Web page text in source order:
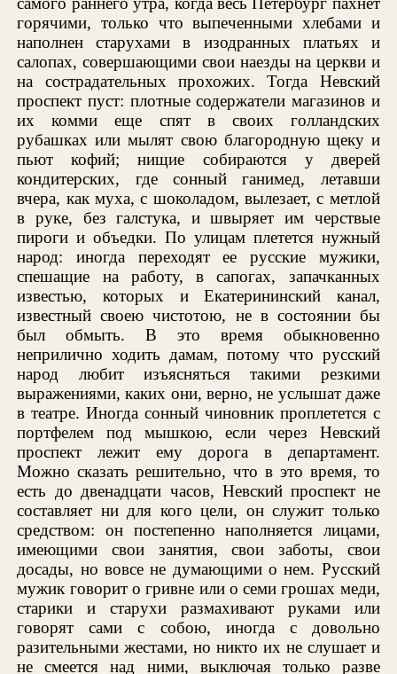
горячими, только что выпеченными хлебами и
наполнен старухами в изодранных платьях и
салопах, совершающими свои наезды на церкви и
на сострадательных прохожих. Тогда Невский
проспект пуст: плотные содержатели магазинов и
их комми еще спят в своих голландских
рубашках или мылят свою благородную щеку и
пьют кофий; нищие собираются у дверей
кондитерских, где сонный ганимед, летавши
вчера, как муха, с шоколадом, вылезает, с метлой
в руке, без галстука, и швыряет им черствые
пироги и объедки. По улицам плетется нужный
народ: иногда переходят ее русские мужики,
спешащие на работу, в сапогах, запачканных
известью, которых и Екатерининский канал,
известный своею чистотою, не в состоянии бы
был обмыть. В это время обыкновенно
неприлично ходить дамам, потому что русский
народ любит изъясняться такими резкими
выражениями, каких они, верно, не услышат даже
в театре. Иногда сонный чиновник проплетется с
портфелем под мышкою, если через Невский
проспект лежит ему дорога в департамент.
Можно сказать решительно, что в это время, то
есть до двенадцати часов, Невский проспект не
составляет ни для кого цели, он служит только
средством: он постепенно наполняется лицами,
имеющими свои занятия, свои заботы, свои
досады, но вовсе не думающими о нем. Русский
мужик говорит о гривне или о семи грошах меди,
старики и старухи размахивают руками или
говорят сами с собою, иногда с довольно
разительными жестами, но никто их не слушает и
не смеется над ними, выключая только разве